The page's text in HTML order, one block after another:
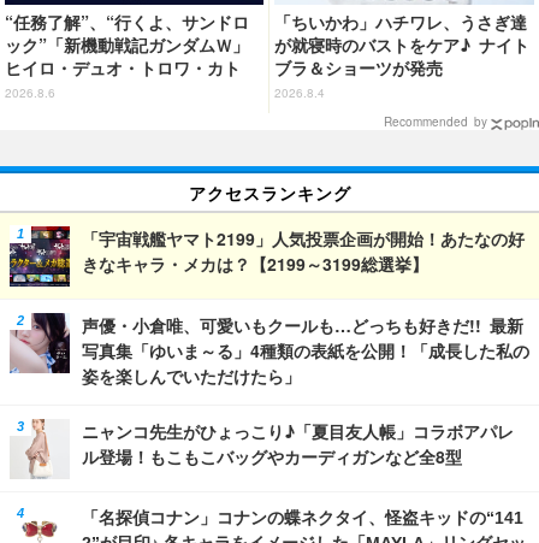
“任務了解”、“行くよ、サンドロ
ック”「新機動戦記ガンダムＷ」
ヒイロ・デュオ・トロワ・カト
ル・五飛の声がする…！ 新規録
2026.8.6
「ちいかわ」ハチワレ、うさぎ達
が就寝時のバストをケア♪ ナイト
ブラ＆ショーツが発売
2026.8.4
Recommended by
アクセスランキング
「宇宙戦艦ヤマト2199」人気投票企画が開始！あたなの好
きなキャラ・メカは？【2199～3199総選挙】
声優・小倉唯、可愛いもクールも…どっちも好きだ!! 最新
写真集「ゆいま～る」4種類の表紙を公開！「成長した私の
姿を楽しんでいただけたら」
ニャンコ先生がひょっこり♪「夏目友人帳」コラボアパレ
ル登場！もこもこバッグやカーディガンなど全8型
「名探偵コナン」コナンの蝶ネクタイ、怪盗キッドの“141